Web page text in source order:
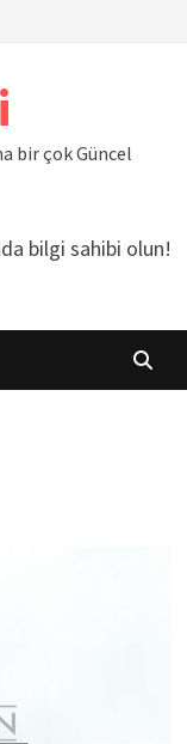
bir çok Güncel
bilgi sahibi olun!